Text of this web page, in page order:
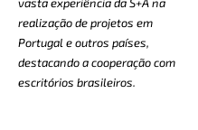
realização de projetos em
Portugal e outros países,
destacando a cooperação com
escritórios brasileiros.